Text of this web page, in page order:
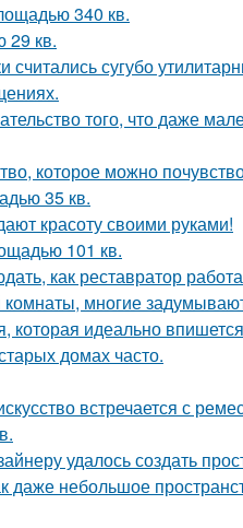
340 кв.
29 кв.
считались сугубо
того, что даже
которое можно
35 кв.
красоту своими руками!
101 кв.
как реставратор
многие
которая идеально
домах часто.
встречается с
удалось создать
даже небольшое